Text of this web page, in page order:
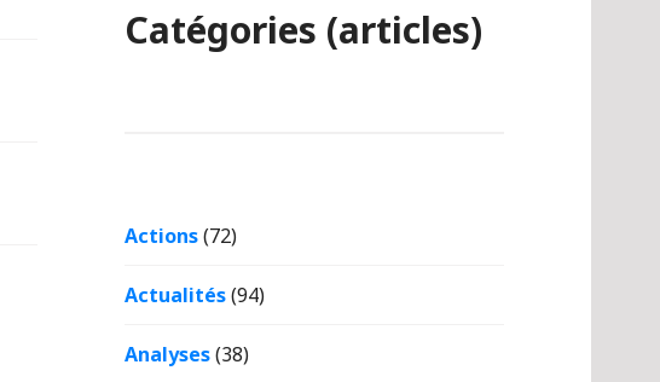
Catégories (articles)
Actions(72)
Actualités(94)
Analyses(38)